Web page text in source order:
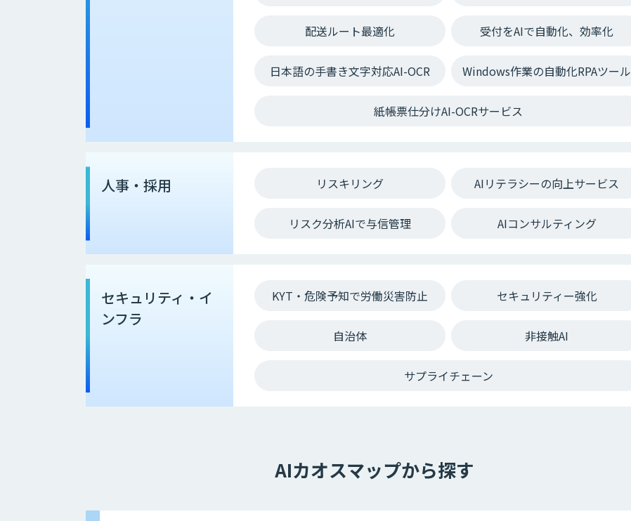
配送ルート最適化 受付をAIで自動化、効率化
日本語の手書き文字対応AI-OCR Windows作業の自動化RPAツール
紙帳票仕分けAI-OCRサービス
人事・採用 リスキリング AIリテラシーの向上サービス
リスク分析AIで与信管理 AIコンサルティング
セキュリティ・イ
ンフラ
KYT・危険予知で労働災害防止 セキュリティー強化
自治体 非接触AI
サプライチェーン
AIカオスマップから探す